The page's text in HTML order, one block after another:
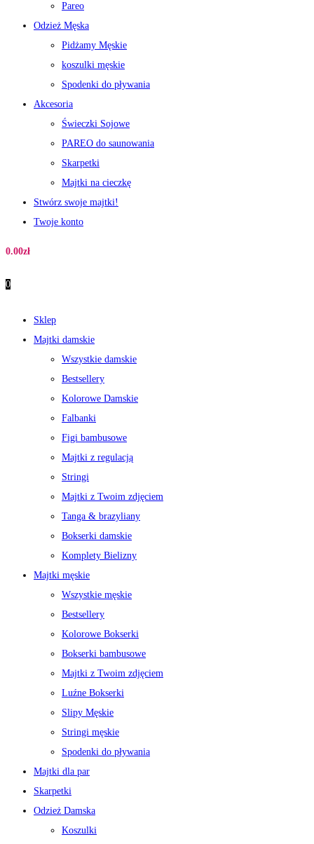
Pareo
Odzież Męska
Pidżamy Męskie
koszulki męskie
Spodenki do pływania
Akcesoria
Świeczki Sojowe
PAREO do saunowania
Skarpetki
Majtki na cieczkę
Stwórz swoje majtki!
Twoje konto
0.00zł
0
Sklep
Majtki damskie
Wszystkie damskie
Bestsellery
Kolorowe Damskie
Falbanki
Figi bambusowe
Majtki z regulacją
Stringi
Majtki z Twoim zdjęciem
Tanga & brazyliany
Bokserki damskie
Komplety Bielizny
Majtki męskie
Wszystkie męskie
Bestsellery
Kolorowe Bokserki
Bokserki bambusowe
Majtki z Twoim zdjęciem
Luźne Bokserki
Slipy Męskie
Stringi męskie
Spodenki do pływania
Majtki dla par
Skarpetki
Odzież Damska
Koszulki